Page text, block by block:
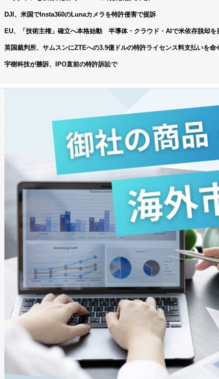
DJI、米国でInsta360のLunaカメラを特許侵害で提訴
EU、「技術主権」確立へ本格始動 半導体・クラウド・AIで米依存脱却を
英国裁判所、サムスンにZTEへの3.9億ドルの特許ライセンス料支払いを命
宇樹科技が勝訴、IPO直前の特許訴訟で